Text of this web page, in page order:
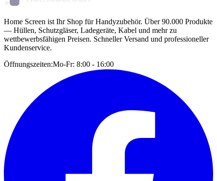
Home Screen ist Ihr Shop für Handyzubehör. Über 90.000 Produkte
— Hüllen, Schutzgläser, Ladegeräte, Kabel und mehr zu
wettbewerbsfähigen Preisen. Schneller Versand und professioneller
Kundenservice.
Öffnungszeiten:Mo-Fr: 8:00 - 16:00